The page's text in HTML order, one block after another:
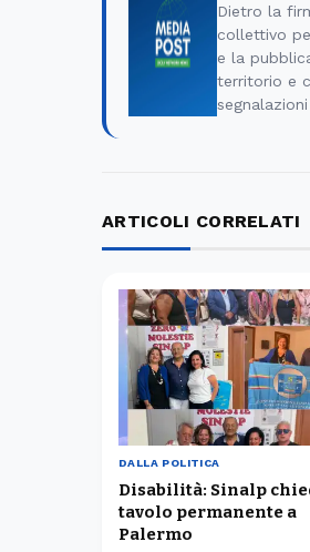
Dietro la
collettivo
e la
territorio e
ARTICOLI CORRELATI
DALLA POLITICA
Disabilità: Sinalp
tavolo permanente a
Palermo